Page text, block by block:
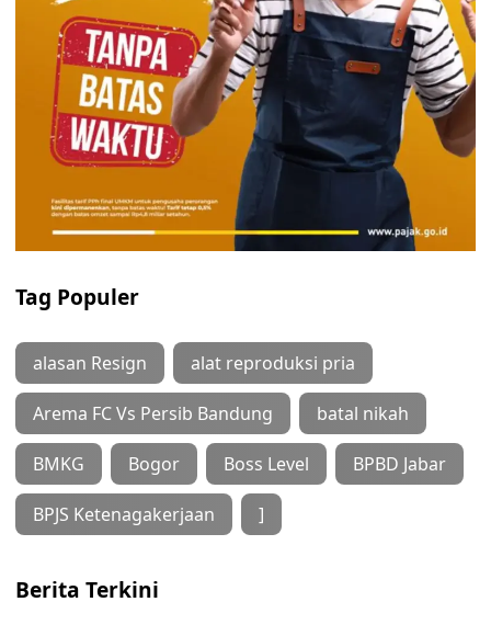
Tag Populer
alasan Resign alat reproduksi pria
Arema FC Vs Persib Bandung batal nikah
BMKG Bogor Boss Level BPBD Jabar
BPJS Ketenagakerjaan ]
Berita Terkini